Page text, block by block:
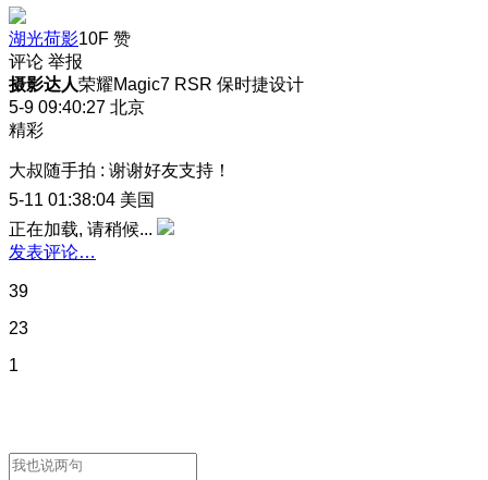
湖光荷影10F 赞
评论 举报
摄影达人荣耀Magic7 RSR 保时捷设计
5-9 09:40:27 北京
精彩
大叔随手拍 : 谢谢好友支持！
5-11 01:38:04 美国
正在加载, 请稍候...
发表评论…
39
23
1